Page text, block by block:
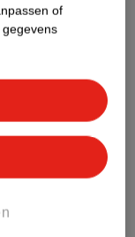
geen Nature
of